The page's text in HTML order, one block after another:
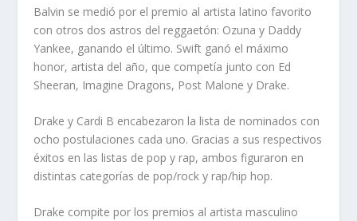
Balvin se medió por el premio al artista latino favorito
con otros dos astros del reggaetón: Ozuna y Daddy
Yankee, ganando el último. Swift ganó el máximo
honor, artista del año, que competía junto con Ed
Sheeran, Imagine Dragons, Post Malone y Drake.
Drake y Cardi B encabezaron la lista de nominados con
ocho postulaciones cada uno. Gracias a sus respectivos
éxitos en las listas de pop y rap, ambos figuraron en
distintas categorías de pop/rock y rap/hip hop.
Drake compite por los premios al artista masculino